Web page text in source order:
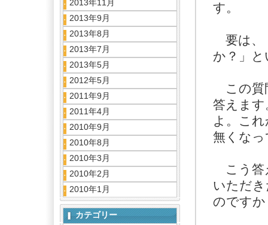
2013年11月
2013年9月
2013年8月
2013年7月
2013年5月
2012年5月
2011年9月
2011年4月
2010年9月
2010年8月
2010年3月
2010年2月
2010年1月
カテゴリー
す。
要は、
か？」
この質
答えま
よ。こ
無くな
こう答
いただ
のです